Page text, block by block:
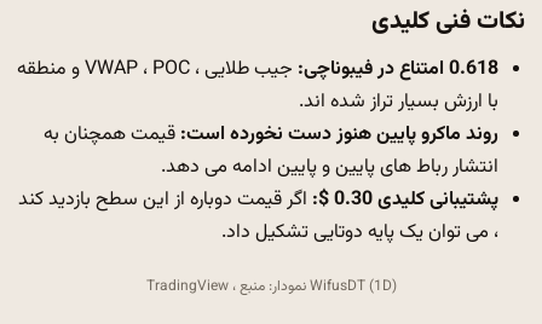
نکات فنی کلیدی
0.618 امتناع در فیبوناچی:
جیب طلایی ، VWAP ، POC و منطقه
با ارزش بسیار تراز شده اند.
روند ماکرو پایین هنوز دست نخورده است: قیمت همچنان به
انتشار رباط های پایین و پایین ادامه می دهد.
پشتیبانی کلیدی 0.30 $:
اگر قیمت دوباره از این سطح بازدید کند
، می توان یک پایه دوتایی تشکیل داد.
WifusDT (1D) نمودار: منبع ، TradingView